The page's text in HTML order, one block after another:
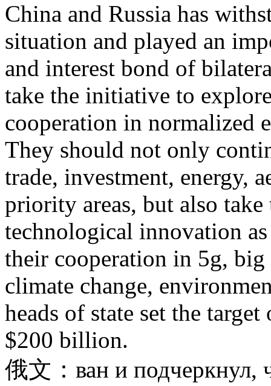
China and Russia has
situation and played an
and interest bond of
take the initiative to
cooperation in normalized
They should not only
trade, investment, energy,
priority areas, but also
technological innovation
their cooperation in 5g, big
climate change,
heads of state set the
$200 billion.
俄文：ван и подчеркнул,